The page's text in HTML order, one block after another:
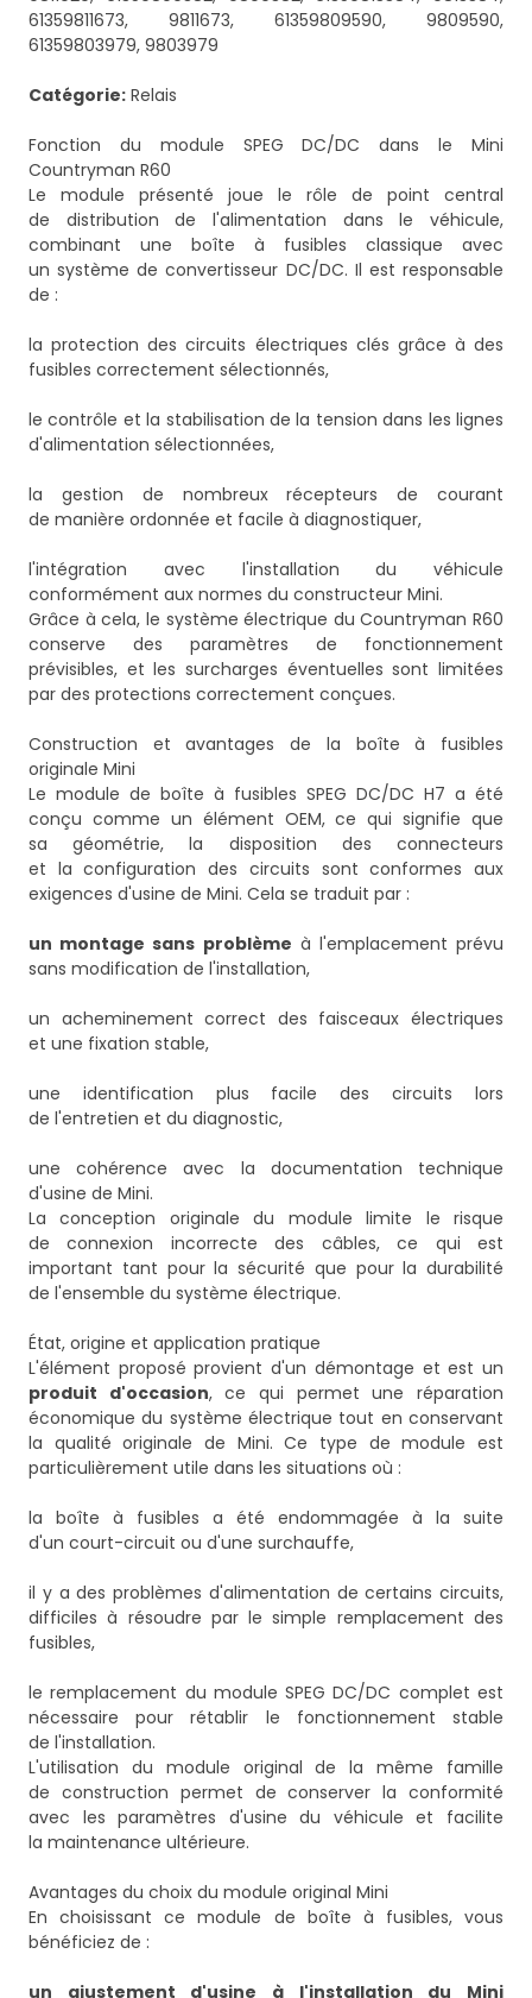
61359811673, 9811673, 61359809590, 9809590,
61359803979, 9803979
Catégorie: Relais
Fonction du module SPEG DC/DC dans le Mini
Countryman R60
Le module présenté joue le rôle de point central
de distribution de l'alimentation dans le véhicule,
combinant une boîte à fusibles classique avec
un système de convertisseur DC/DC. Il est responsable
de :
la protection des circuits électriques clés grâce à des
fusibles correctement sélectionnés,
le contrôle et la stabilisation de la tension dans les lignes
d'alimentation sélectionnées,
la gestion de nombreux récepteurs de courant
de manière ordonnée et facile à diagnostiquer,
l'intégration avec l'installation du véhicule
conformément aux normes du constructeur Mini.
Grâce à cela, le système électrique du Countryman R60
conserve des paramètres de fonctionnement
prévisibles, et les surcharges éventuelles sont limitées
par des protections correctement conçues.
Construction et avantages de la boîte à fusibles
originale Mini
Le module de boîte à fusibles SPEG DC/DC H7 a été
conçu comme un élément OEM, ce qui signifie que
sa géométrie, la disposition des connecteurs
et la configuration des circuits sont conformes aux
exigences d'usine de Mini. Cela se traduit par :
un montage sans problème à l'emplacement prévu
sans modification de l'installation,
un acheminement correct des faisceaux électriques
et une fixation stable,
une identification plus facile des circuits lors
de l'entretien et du diagnostic,
une cohérence avec la documentation technique
d'usine de Mini.
La conception originale du module limite le risque
de connexion incorrecte des câbles, ce qui est
important tant pour la sécurité que pour la durabilité
de l'ensemble du système électrique.
État, origine et application pratique
L'élément proposé provient d'un démontage et est un
produit d'occasion, ce qui permet une réparation
économique du système électrique tout en conservant
la qualité originale de Mini. Ce type de module est
particulièrement utile dans les situations où :
la boîte à fusibles a été endommagée à la suite
d'un court-circuit ou d'une surchauffe,
il y a des problèmes d'alimentation de certains circuits,
difficiles à résoudre par le simple remplacement des
fusibles,
le remplacement du module SPEG DC/DC complet est
nécessaire pour rétablir le fonctionnement stable
de l'installation.
L'utilisation du module original de la même famille
de construction permet de conserver la conformité
avec les paramètres d'usine du véhicule et facilite
la maintenance ultérieure.
Avantages du choix du module original Mini
En choisissant ce module de boîte à fusibles, vous
bénéficiez de :
un ajustement d'usine à l'installation du Mini